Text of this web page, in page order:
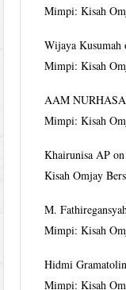
Mimpi: Kisah
Wijaya Kusumah
Mimpi: Kisah
AAM
Mimpi: Kisah
Khairunisa AP
Kisah Omjay
M.
Mimpi: Kisah
Hidmi
Mimpi: Kisah